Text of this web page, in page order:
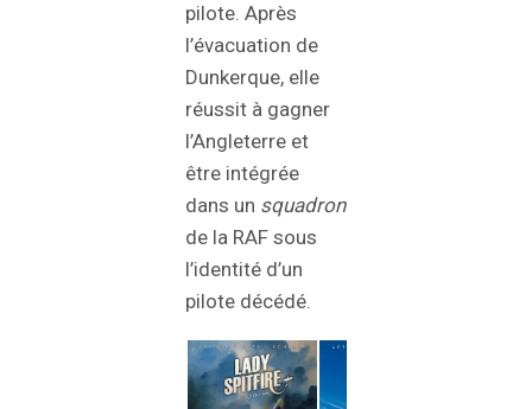
pilote. Après
l’évacuation de
Dunkerque, elle
réussit à gagner
l’Angleterre et
être intégrée
dans un squadron
de la RAF sous
l’identité d’un
pilote décédé.